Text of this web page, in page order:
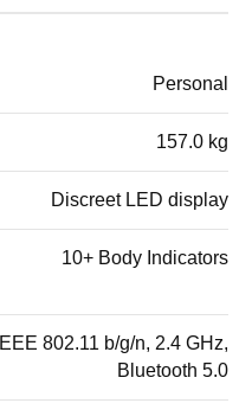
Personal
157.0 kg
Discreet LED display
10+ Body Indicators
IEEE 802.11 b/g/n, 2.4 GHz,
Bluetooth 5.0